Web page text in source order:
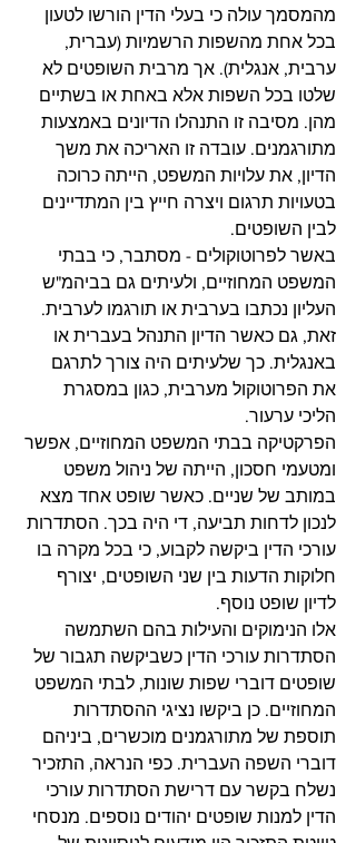
מהמסמך עולה כי בעלי הדין הורשו לטעון
בכל אחת מהשפות הרשמיות (עברית,
ערבית, אנגלית). אך מרבית השופטים לא
שלטו בכל השפות אלא באחת או בשתיים
מהן. מסיבה זו התנהלו הדיונים באמצעות
מתורגמנים. עובדה זו האריכה את משך
הדיון, את עלויות המשפט, הייתה כרוכה
בטעויות תרגום ויצרה חייץ בין המתדיינים
לבין השופטים.
באשר לפרוטוקולים - מסתבר, כי בבתי
המשפט המחוזיים, ולעיתים גם בביהמ"ש
העליון נכתבו בערבית או תורגמו לערבית.
זאת, גם כאשר הדיון התנהל בעברית או
באנגלית. כך שלעיתים היה צורך לתרגם
את הפרוטוקול מערבית, כגון במסגרת
הליכי ערעור.
הפרקטיקה בבתי המשפט המחוזיים, אפשר
ומטעמי חסכון, הייתה של ניהול משפט
במותב של שניים. כאשר שופט אחד מצא
לנכון לדחות תביעה, די היה בכך. הסתדרות
עורכי הדין ביקשה לקבוע, כי בכל מקרה בו
חלוקות הדעות בין שני השופטים, יצורף
לדיון שופט נוסף.
אלו הנימוקים והעילות בהם השתמשה
הסתדרות עורכי הדין כשביקשה תגבור של
שופטים דוברי שפות שונות, לבתי המשפט
המחוזיים. כן ביקשו נציגי ההסתדרות
תוספת של מתורגמנים מוכשרים, ביניהם
דוברי השפה העברית. כפי הנראה, התזכיר
נשלח בקשר עם דרישת הסתדרות עורכי
הדין למנות שופטים יהודים נוספים. מנסחי